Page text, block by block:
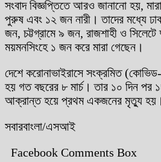
সংবাদ বিজ্ঞপ্তিতে আরও জানানো হয়,
পুরুষ এবং ১২ জন নারী। তাদের মধ্যে
জন, চট্টগ্রামে ৯ জন, রাজশাহী ও
ময়মনসিংহে ১ জন করে মারা গেছেন।
দেশে করোনাভাইরাসে সংক্রমিত
হয় গত বছরের ৮ মার্চ। তার ১০ দিন পর
আক্রান্ত হয়ে প্রথম একজনের মৃত্যু হয়।
সবারবাংলা/এসআই
Facebook Comments Box